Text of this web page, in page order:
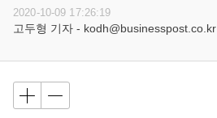
2020-10-09 17:26:19
고두형 기자 - kodh@businesspost.co.kr